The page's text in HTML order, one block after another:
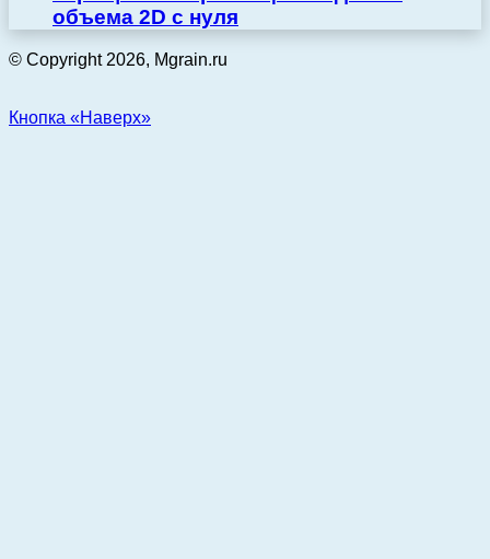
объема 2D с нуля
© Copyright 2026, Mgrain.ru
Кнопка «Наверх»